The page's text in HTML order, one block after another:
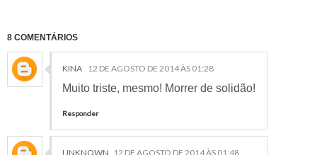
8 COMENTÁRIOS
KINA 12 DE AGOSTO DE 2014 ÀS 01:28
Muito triste, mesmo! Morrer de solidão!
Responder
UNKNOWN 12 DE AGOSTO DE 2014 ÀS 01:48